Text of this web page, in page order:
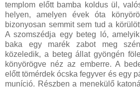
templom előtt bamba koldus ül,
helyen, amelyen évek óta
bizonyosan semmit sem tud a
A szomszédja egy beteg ló,
baka egy marék zabot meg
közeledik, a beteg állat gyöngén
könyörögve néz az emberre. A
előtt tömérdek ócska fegyver és egy
muníció. Részben a menekülő